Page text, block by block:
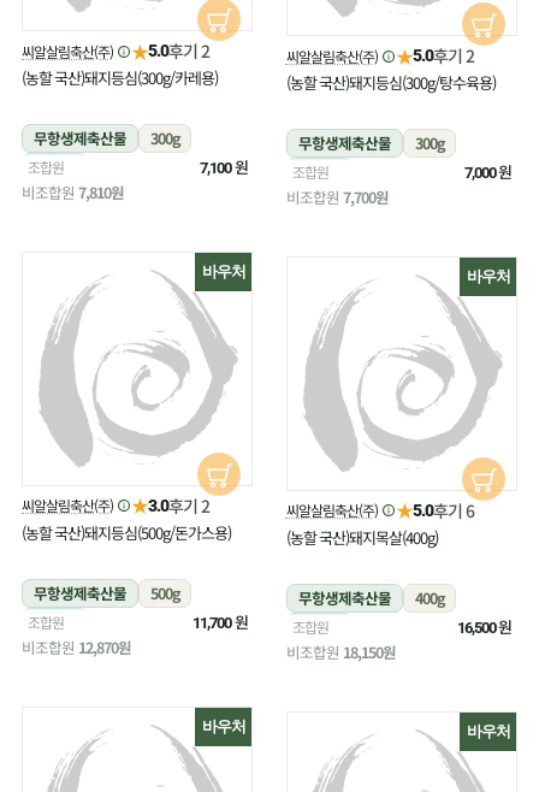
씨알살림축산(주) ★5.0후기 2
(농할 국산)돼지등심(300g/카레용)
무항생제축산물
300g
냉장
조합원 7,100원
비조합원 7,810원
씨알살림축산(주) ★5.0후기 2
(농할 국산)돼지등심(300g/탕수육용)
무항생제축산물
300g
냉장
조합원 7,000원
비조합원 7,700원
바우처
씨알살림축산(주) ★3.0후기 2
(농할 국산)돼지등심(500g/돈가스용)
무항생제축산물
500g
냉장
조합원 11,700원
비조합원 12,870원
바우처
씨알살림축산(주) ★5.0후기 6
(농할 국산)돼지목살(400g)
무항생제축산물
400g
냉장
조합원 16,500원
비조합원 18,150원
바우처 바우처